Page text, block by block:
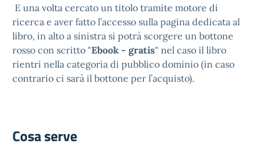
E una volta cercato un titolo tramite motore di
ricerca e aver fatto l’accesso sulla pagina dedicata al
libro, in alto a sinistra si potrà scorgere un bottone
rosso con scritto "Ebook - gratis" nel caso il libro
rientri nella categoria di pubblico dominio (in caso
contrario ci sarà il bottone per l’acquisto).
Cosa serve